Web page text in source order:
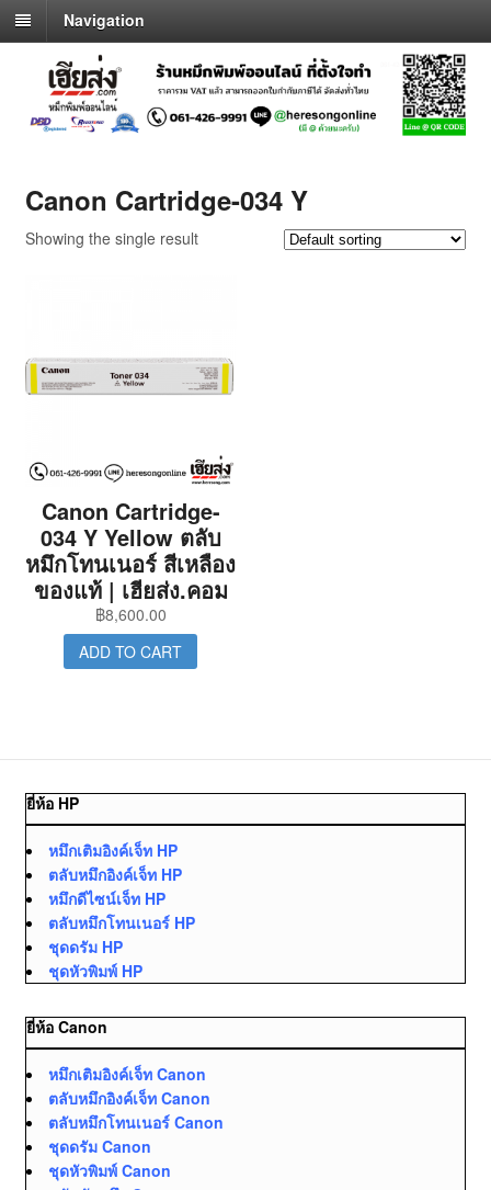
Navigation
Canon Cartridge-034 Y
Showing the single result
Canon Cartridge-
034 Y Yellow ตลับ
หมึกโทนเนอร์ สีเหลือง
ของแท้ | เฮียส่ง.คอม
฿8,600.00
ADD TO CART
ยี่ห้อ HP
หมึกเติมอิงค์เจ็ท HP
ตลับหมึกอิงค์เจ็ท HP
หมึกดีไซน์เจ็ท HP
ตลับหมึกโทนเนอร์ HP
ชุดดรัม HP
ชุดหัวพิมพ์ HP
ยี่ห้อ Canon
หมึกเติมอิงค์เจ็ท Canon
ตลับหมึกอิงค์เจ็ท Canon
ตลับหมึกโทนเนอร์ Canon
ชุดดรัม Canon
ชุดหัวพิมพ์ Canon